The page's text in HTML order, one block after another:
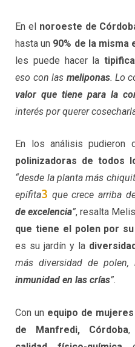
En el noroeste de
hasta un 90% de la misma
les puede hacer la
eso con las meliponas. Lo
valor que tiene para la
interés por querer
En los análisis pudieron
polinizadoras de todos
“desde la planta más
epífita3 que crece arriba
de excelencia”, resalta
que tiene el polen por
es su jardín y la
más diversidad de polen,
inmunidad en las crías”.
Con un equipo de
de Manfredi, Córdoba,